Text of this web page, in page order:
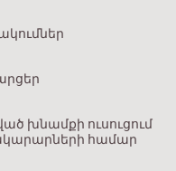
խնամքի ուսուցում
համար